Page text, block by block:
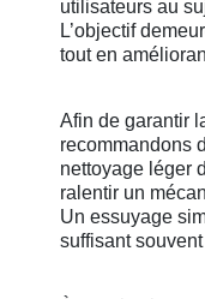
utilisateurs au
L’objectif
tout en
Afin de garantir
recommandons
nettoyage léger
ralentir un
Un essuyage
suffisant